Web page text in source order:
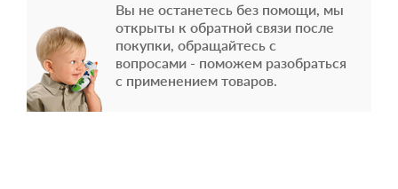
Вы не останетесь без помощи, мы
открыты к обратной связи после
покупки, обращайтесь с
вопросами - поможем разобраться
с применением товаров.